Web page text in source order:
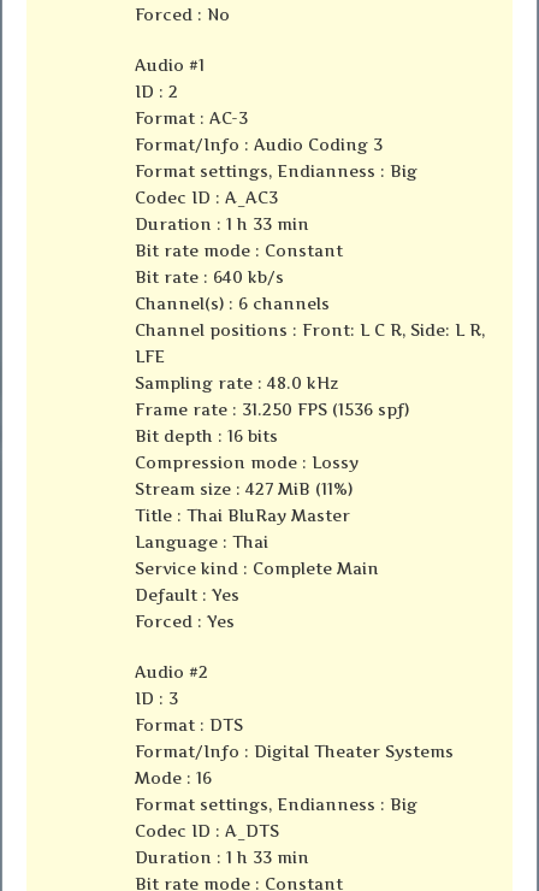
Forced : No
Audio #1
ID : 2
Format : AC-3
Format/Info : Audio Coding 3
Format settings, Endianness : Big
Codec ID : A_AC3
Duration : 1 h 33 min
Bit rate mode : Constant
Bit rate : 640 kb/s
Channel(s) : 6 channels
Channel positions : Front: L C R, Side: L R,
LFE
Sampling rate : 48.0 kHz
Frame rate : 31.250 FPS (1536 spf)
Bit depth : 16 bits
Compression mode : Lossy
Stream size : 427 MiB (11%)
Title : Thai BluRay Master
Language : Thai
Service kind : Complete Main
Default : Yes
Forced : Yes
Audio #2
ID : 3
Format : DTS
Format/Info : Digital Theater Systems
Mode : 16
Format settings, Endianness : Big
Codec ID : A_DTS
Duration : 1 h 33 min
Bit rate mode : Constant